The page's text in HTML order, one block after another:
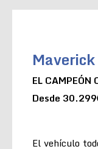
EL CAMPEÓN
Desde
El vehículo